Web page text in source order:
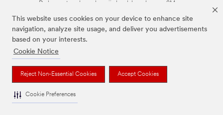
This website uses cookies on your device to enhance site
navigation, analyze site usage, and deliver you advertisements
based on your interests.
Cookie Notice
Reject Non-Essential Cookies Accept Cookies
Cookie Preferences
De bovenstaande merken zijn handelsmerken van 3M.we